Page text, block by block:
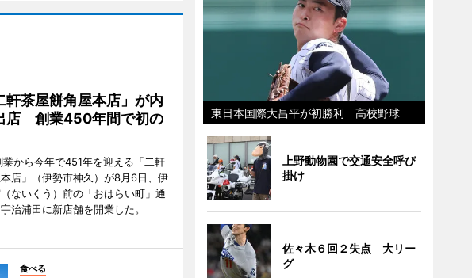
軒茶屋餅角屋本店」が内
店 創業450年間で初の
から今年で451年を迎える「二軒
店」（伊勢市神久）が8月6日、伊
ないくう）前の「おはらい町」通
治浦田に新店舗を開業した。
食べる
東日本国際大昌平が初勝利 高校野球
上野動物園で交通安全呼び
掛け
佐々木６回２失点 大リー
グ